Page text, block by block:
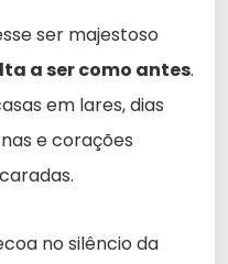
ser majestoso
a ser como antes.
em lares, dias
e corações
no silêncio da